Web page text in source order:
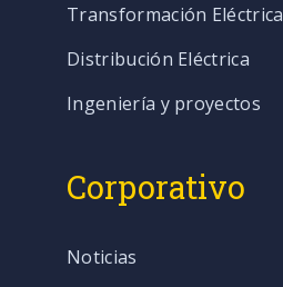
Transformación Eléctrica
Distribución Eléctrica
Ingeniería y proyectos
Corporativo
Noticias